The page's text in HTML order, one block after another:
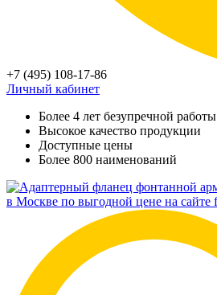
+7 (495) 108-17-86
Личный кабинет
Более 4 лет безупречной работы
Высокое качество продукции
Доступные цены
Более 800 наименований